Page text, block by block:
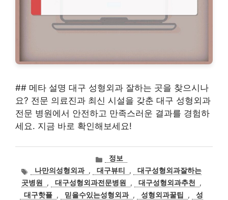
## 메타 설명 대구 성형외과 잘하는 곳을 찾으시나
요? 전문 의료진과 최신 시설을 갖춘 대구 성형외과
전문 병원에서 안전하고 만족스러운 결과를 경험하
세요. 지금 바로 확인해보세요!
카
테
고
리
정보
태
그
나만의성형외과 , 대구뷰티 ,
대구성형외과잘하는
곳병원
, 대구성형외과전문병원 , 대구성형외과추천
,
대구핫플 , 믿을수있는성형외과 , 성형외과꿀팁 ,
성